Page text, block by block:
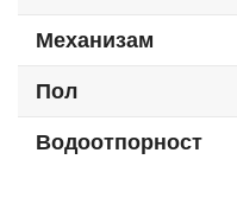
Механизам
Пол
Водоотпорност